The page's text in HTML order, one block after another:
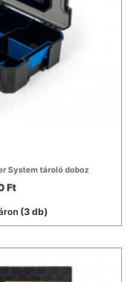
System tároló doboz
Ft
(3 db)